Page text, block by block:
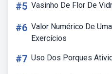
#5 Vasinho De Flor De
#6 Valor Numérico De
Exercícios
#7 Uso Dos Porques